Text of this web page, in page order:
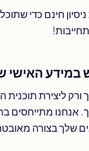
חינם כדי
במידע האישי
ליצירת תוכנית
מתייחסים
שלך בצורה